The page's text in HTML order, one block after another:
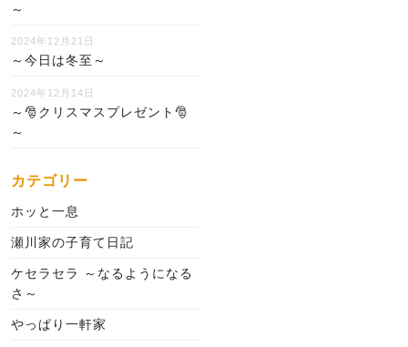
～
2024年12月21日
～今日は冬至～
2024年12月14日
～🎅クリスマスプレゼント🎅
～
カテゴリー
ホッと一息
瀬川家の子育て日記
ケセラセラ ～なるようになる
さ～
やっぱり一軒家